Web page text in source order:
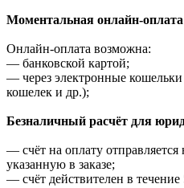
Моментальная онлайн-оплата
Онлайн-оплата возможна:
— банковской картой;
— через электронные
кошелек и др.);
Безналичный расчёт для
— счёт на оплату
указанную в заказе;
— счёт действителен в